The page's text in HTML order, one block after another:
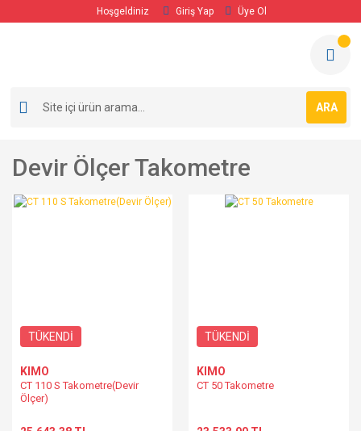
Hoşgeldiniz Giriş Yap Üye Ol
ARA
Devir Ölçer Takometre
TÜKENDİ
KIMO
CT 110 S Takometre(Devir
Ölçer)
TÜKENDİ
KIMO
CT 50 Takometre